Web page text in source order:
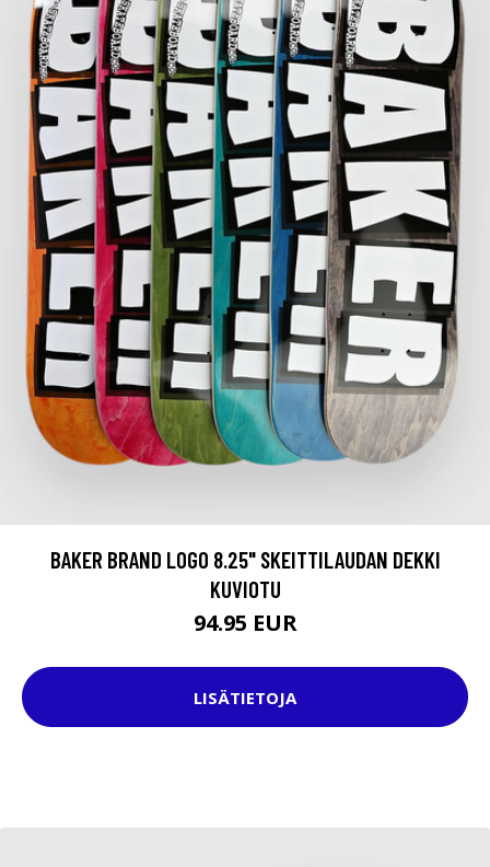
BAKER BRAND LOGO 8.25" SKEITTILAUDAN DEKKI
KUVIOTU
94.95 EUR
LISÄTIETOJA